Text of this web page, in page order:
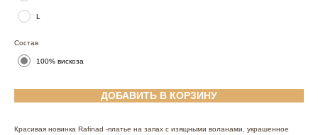
L
Состав
100% вискоза
ДОБАВИТЬ В КОРЗИНУ
Красивая новинка Rafinad -платье на запах с изящными воланами, украшенное